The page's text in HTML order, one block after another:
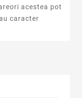
acestea pot
caracter